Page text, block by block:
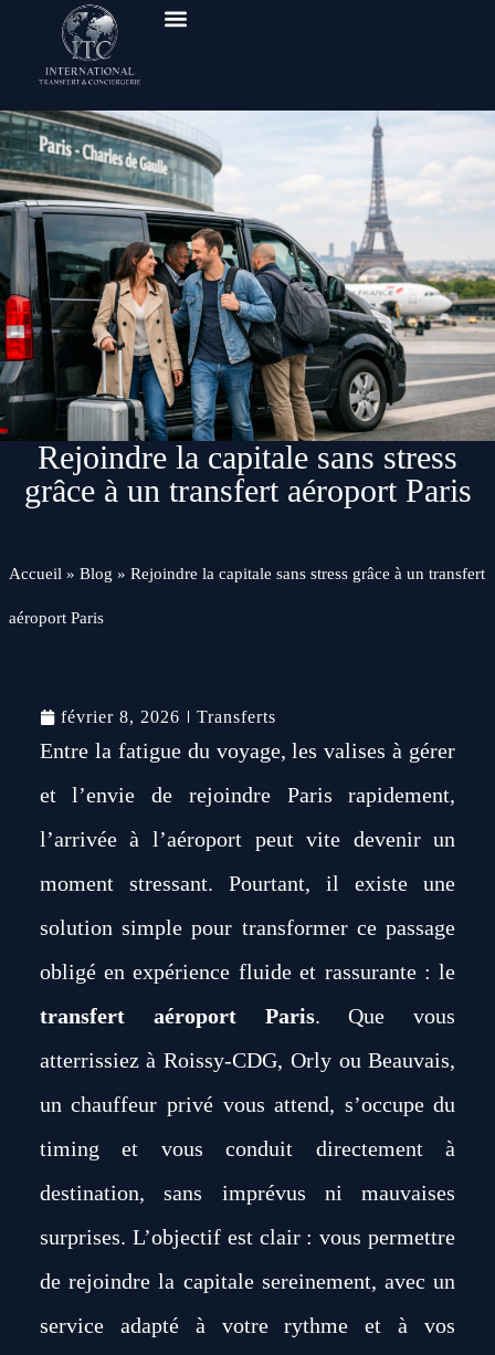
Rejoindre la capitale sans stress
grâce à un transfert aéroport Paris
Accueil » Blog » Rejoindre la capitale sans stress grâce à un transfert
aéroport Paris
février 8, 2026 Transferts
Entre la fatigue du voyage, les valises à gérer
et l’envie de rejoindre Paris rapidement,
l’arrivée à l’aéroport peut vite devenir un
moment stressant. Pourtant, il existe une
solution simple pour transformer ce passage
obligé en expérience fluide et rassurante : le
transfert aéroport Paris. Que vous
atterrissiez à Roissy-CDG, Orly ou Beauvais,
un chauffeur privé vous attend, s’occupe du
timing et vous conduit directement à
destination, sans imprévus ni mauvaises
surprises. L’objectif est clair : vous permettre
de rejoindre la capitale sereinement, avec un
service adapté à votre rythme et à vos